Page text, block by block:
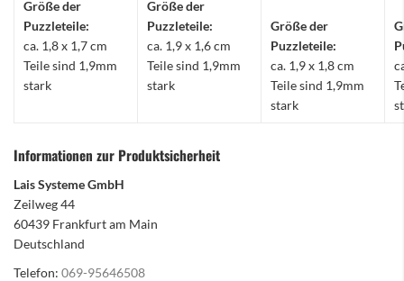
Größe der
Puzzleteile:
ca. 1,8 x 1,7 cm
Teile sind 1,9mm
stark
Größe der
Puzzleteile:
ca. 1,9 x 1,6 cm
Teile sind 1,9mm
stark
Größe der
Puzzleteile:
ca. 1,9 x 1,8 cm
Teile sind 1,9mm
stark
Informationen zur Produktsicherheit
Lais Systeme GmbH
Zeilweg 44
60439 Frankfurt am Main
Deutschland
Telefon: 069-95646508